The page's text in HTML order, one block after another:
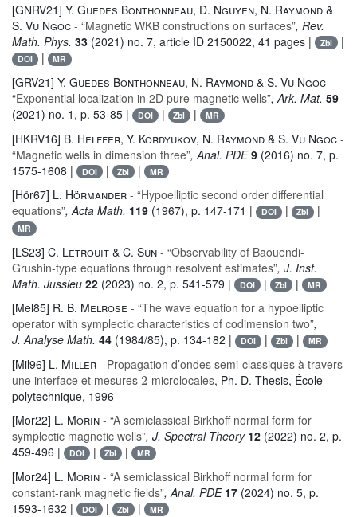
[GNRV21] Y. Guedes Bonthonneau, D. Nguyen, N. Raymond &
S. Vu Ngoc - “Magnetic WKB constructions on surfaces”, Rev.
Math. Phys. 33 (2021) no. 7, article ID 2150022, 41 pages | Zbl |
DOI | MR
[GRV21] Y. Guedes Bonthonneau, N. Raymond & S. Vu Ngoc -
“Exponential localization in 2D pure magnetic wells”, Ark. Mat. 59
(2021) no. 1, p. 53-85 |
DOI | Zbl | MR
[HKRV16] B. Helffer, Y. Kordyukov, N. Raymond & S. Vu Ngoc -
“Magnetic wells in dimension three”, Anal. PDE9 (2016) no. 7, p.
1575-1608 |
DOI | Zbl | MR
[Hör67] L. Hörmander - “Hypoelliptic second order differential
equations”, Acta Math. 119 (1967), p. 147-171 | DOI | Zbl |
MR
[LS23] C. Letrouit & C. Sun - “Observability of Baouendi-
Grushin-type equations through resolvent estimates”, J. Inst.
Math. Jussieu 22 (2023) no. 2, p. 541-579 | DOI | Zbl | MR
[Mel85] R. B. Melrose - “The wave equation for a hypoelliptic
operator with symplectic characteristics of codimension two”,
J. Analyse Math. 44 (1984/85), p. 134-182 | DOI | Zbl | MR
[Mil96] L. Miller - Propagation d’ondes semi-classiques à travers
une interface et mesures 2-microlocales, Ph. D. Thesis, École
polytechnique, 1996
[Mor22] L. Morin - “A semiclassical Birkhoff normal form for
symplectic magnetic wells”, J. Spectral Theory12 (2022) no. 2, p.
459-496 |
DOI | Zbl | MR
[Mor24] L. Morin - “A semiclassical Birkhoff normal form for
constant-rank magnetic fields”, Anal. PDE17 (2024) no. 5, p.
1593-1632 |
DOI | Zbl | MR